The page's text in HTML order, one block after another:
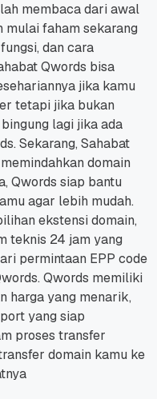
membaca dari awal
mulai faham sekarang
dan cara
Qwords bisa
jika kamu
tetapi jika bukan
lagi jika ada
Sekarang, Sahabat
domain
Qwords siap bantu
agar lebih mudah.
ekstensi domain,
teknis 24 jam yang
permintaan EPP code
Qwords memiliki
harga yang menarik,
yang siap
proses transfer
domain kamu ke